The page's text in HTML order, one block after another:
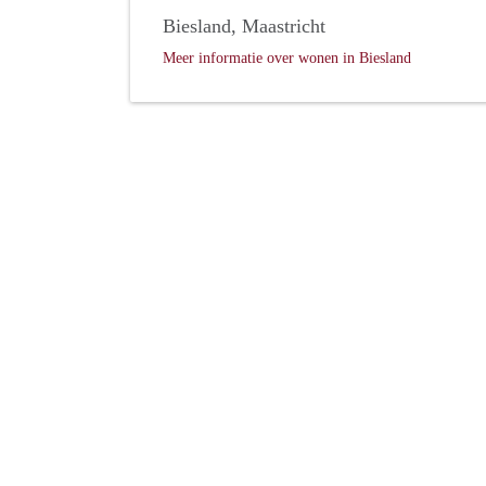
Biesland, Maastricht
Meer informatie over wonen in Biesland